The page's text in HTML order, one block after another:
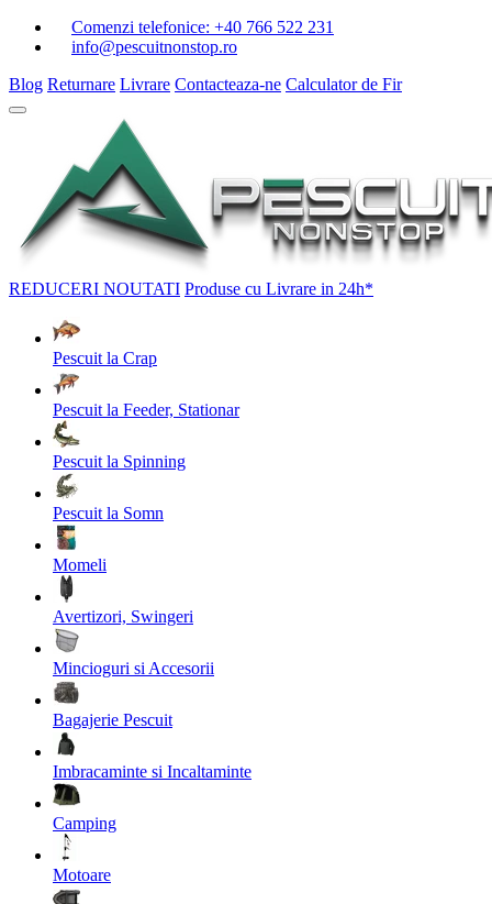
Comenzi telefonice: +40 766 522 231
info@pescuitnonstop.ro
Blog Returnare Livrare Contacteaza-ne Calculator de Fir
REDUCERI NOUTATI Produse cu Livrare in 24h*
Pescuit la Crap
Pescuit la Feeder, Stationar
Pescuit la Spinning
Pescuit la Somn
Momeli
Avertizori, Swingeri
Mincioguri si Accesorii
Bagajerie Pescuit
Imbracaminte si Incaltaminte
Camping
Motoare